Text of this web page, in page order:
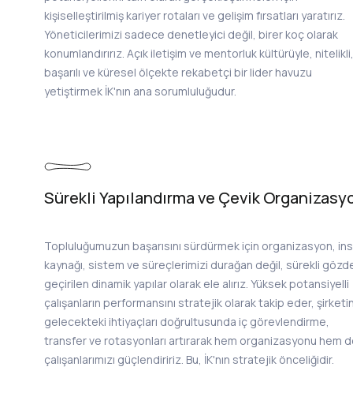
kişiselleştirilmiş kariyer rotaları ve gelişim fırsatları yaratırız.
Yöneticilerimizi sadece denetleyici değil, birer koç olarak
konumlandırırız. Açık iletişim ve mentorluk kültürüyle, nitelikli,
başarılı ve küresel ölçekte rekabetçi bir lider havuzu
yetiştirmek İK'nın ana sorumluluğudur.
Sürekli Yapılandırma ve Çevik
Topluluğumuzun başarısını sürdürmek için organizasyon,
kaynağı, sistem ve süreçlerimizi durağan değil, sürekli
geçirilen dinamik yapılar olarak ele alırız. Yüksek potansiyelli
çalışanların performansını stratejik olarak takip eder,
gelecekteki ihtiyaçları doğrultusunda iç görevlendirme,
transfer ve rotasyonları artırarak hem organizasyonu hem
çalışanlarımızı güçlendiririz. Bu, İK'nın stratejik önceliğidir.